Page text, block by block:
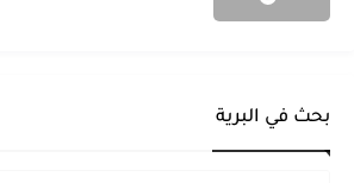
بحث في البرية